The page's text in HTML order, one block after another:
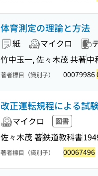
体育測定の理論と方法
紙 マイクロ
竹中玉一, 佐々木茂 共著中
著者標目（識別子） 00079986
改正運転規程による試
マイクロ 図書
佐々木茂 著鉄道教科書
著者標目（識別子） 00067496